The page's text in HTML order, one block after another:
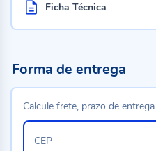
Ficha Técnica
Forma de entrega
Calcule frete, prazo de
CEP